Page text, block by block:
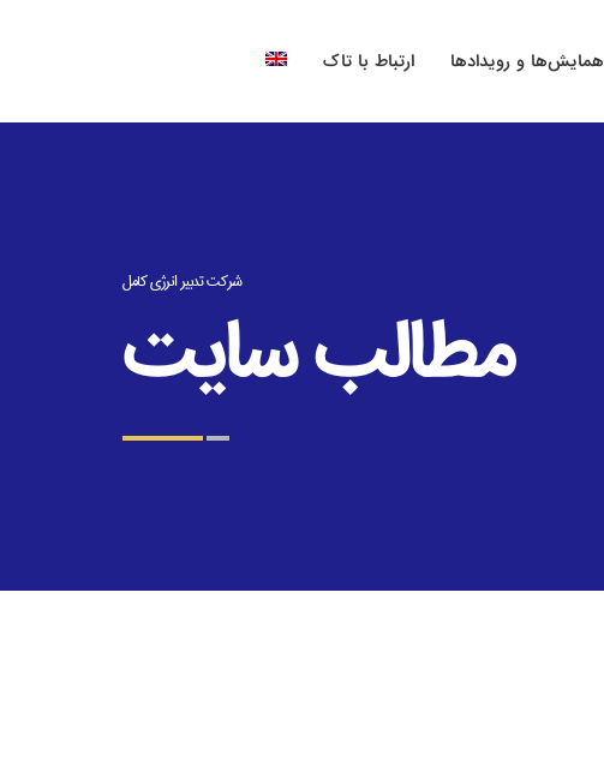
همایش‌ها و رویدادها ارتباط با تاک
شرکت تدبیر انرژی کامل
مطالب سایت